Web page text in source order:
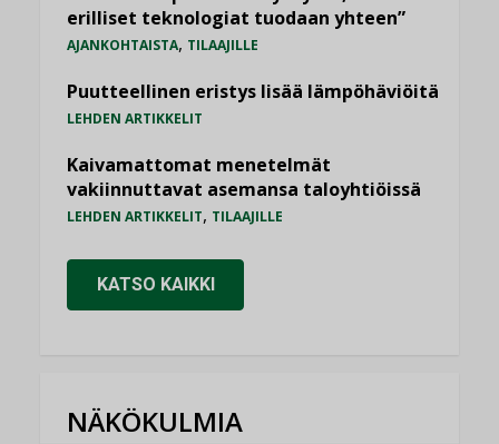
erilliset teknologiat tuodaan yhteen”
AJANKOHTAISTA, TILAAJILLE
Puutteellinen eristys lisää lämpöhäviöitä
LEHDEN ARTIKKELIT
Kaivamattomat menetelmät
vakiinnuttavat asemansa taloyhtiöissä
LEHDEN ARTIKKELIT, TILAAJILLE
KATSO KAIKKI
NÄKÖKULMIA